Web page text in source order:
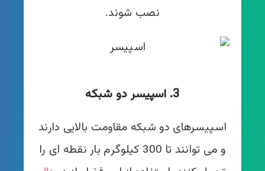
نصب شوند.
3. اسپیسر دو شبکه
اسپیسرهای دو شبکه مقاومت بالایی دارند
و می توانند تا 300 کیلوگرم بار نقطه ای را